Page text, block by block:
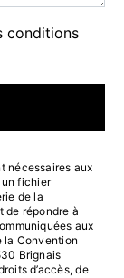
conditions
nécessaires aux
fichier
de la
de répondre à
aux
la Convention
Brignais
d’accès, de